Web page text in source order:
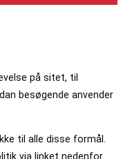
på sitet, til
besøgende anvender
til alle disse formål.
via linket nedenfor.